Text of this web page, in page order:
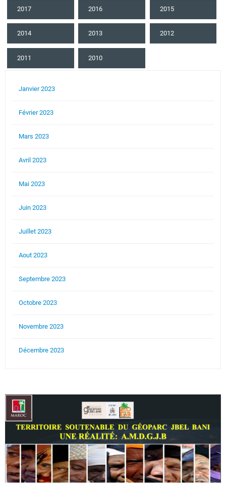
2017 2016 2015
2014 2013 2012
2011 2010
Janvier 2023
Février 2023
Mars 2023
Avril 2023
Mai 2023
Juin 2023
Juillet 2023
Aout 2023
Septembre 2023
Octobre 2023
Novembre 2023
Décembre 2023